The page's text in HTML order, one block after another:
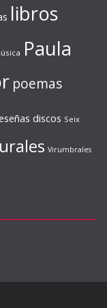
libros
Paula
poemas
discos Seix
Virumbrales